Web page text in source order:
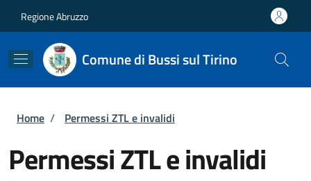
Regione Abruzzo
Comune di Bussi sul Tirino
Briciole di pane
Home / Permessi ZTL e invalidi
Permessi ZTL e invalidi